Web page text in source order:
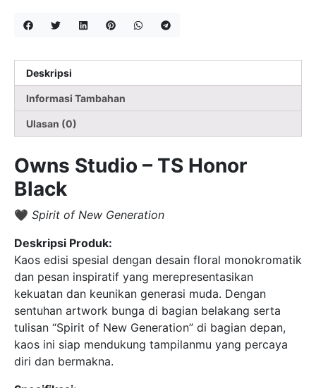
Deskripsi
Informasi Tambahan
Ulasan (0)
Owns Studio – TS Honor
Black
🖤 Spirit of New Generation
Deskripsi Produk:
Kaos edisi spesial dengan desain floral monokromatik
dan pesan inspiratif yang merepresentasikan
kekuatan dan keunikan generasi muda. Dengan
sentuhan artwork bunga di bagian belakang serta
tulisan “Spirit of New Generation” di bagian depan,
kaos ini siap mendukung tampilanmu yang percaya
diri dan bermakna.